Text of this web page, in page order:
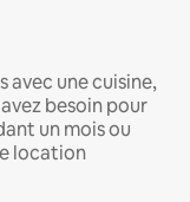
avec une cuisine,
besoin pour
un mois ou
location